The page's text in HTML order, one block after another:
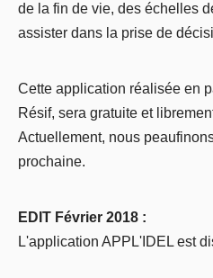
de la fin de vie, des échelles
assister dans la prise de
Cette application réalisée en
Résif, sera gratuite et
Actuellement, nous
prochaine.
EDIT Février 2018 :
L'application APPL'IDEL est